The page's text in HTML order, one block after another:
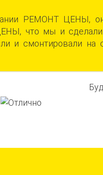
РЕМОНТ ЦЕНЫ,
что мы и
и смонтировали на